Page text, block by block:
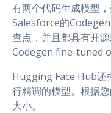
有两个代码生成模型
Salesforce的
查点，并且都具有开
Codegen fine-tuned
Hugging Face Hub还
行精调的模型。根据
大小。